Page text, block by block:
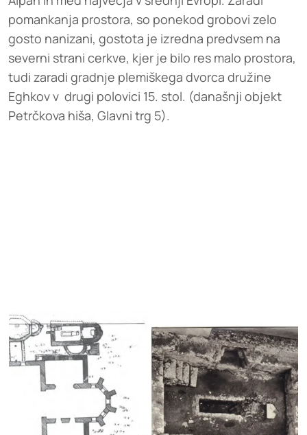
pomankanja prostora, so ponekod grobovi zelo
gosto nanizani, gostota je izredna predvsem na
severni strani cerkve, kjer je bilo res malo prostora,
tudi zaradi gradnje plemiškega dvorca družine
Eghkov v drugi polovici 15. stol. (današnji objekt
Petrčkova hiša, Glavni trg 5).